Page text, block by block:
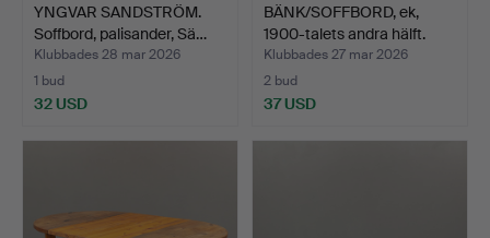
YNGVAR SANDSTRÖM.
Soffbord, palisander, Sä…
Klubbades 28 mar 2026
1 bud
32 USD
BÄNK/SOFFBORD, ek,
1900-talets andra hälft.
Klubbades 27 mar 2026
2 bud
37 USD